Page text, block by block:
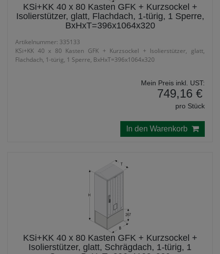
KSi+KK 40 x 80 Kasten GFK + Kurzsockel +
Isolierstützer, glatt, Flachdach, 1-türig, 1 Sperre,
BxHxT=396x1064x320
Artikelnummer: 335133
KSi+KK 40 x 80 Kasten GFK + Kurzsockel + Isolierstützer, glatt,
Flachdach, 1-türig, 1 Sperre, BxHxT=396x1064x320
Mein Preis inkl. UST:
749,16 €
pro Stück
In den Warenkorb
KSi+KK 40 x 80 Kasten GFK + Kurzsockel +
Isolierstützer, glatt, Schrägdach, 1-türig, 1